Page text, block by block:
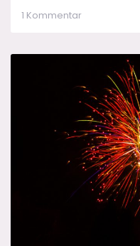
1 Kommentarzu
Von
Witzfigur
zum
coolen
Helden